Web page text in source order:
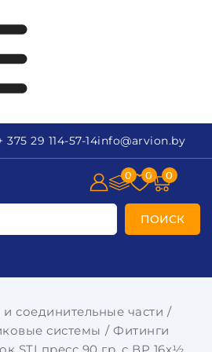
375 29 114-57-14info@arvion.by
ПОИСК
0 0 0
соединительные части
системы
Фитинги